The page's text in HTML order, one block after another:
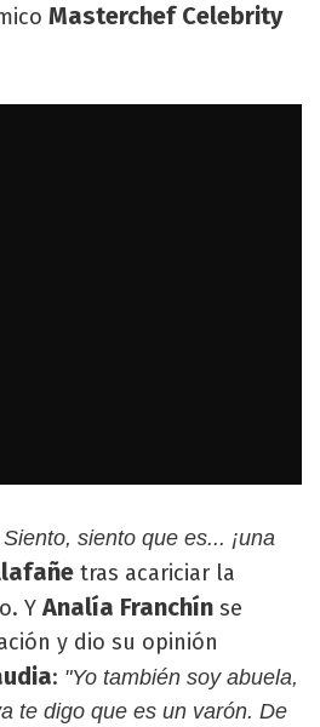
Masterchef Celebrity
siento que es... ¡una
tras acariciar la
Y Analía Franchín se
y dio su opinión
: "Yo también soy abuela,
te digo que es un varón. De